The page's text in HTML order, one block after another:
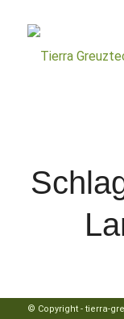
© Copyright - tierra-